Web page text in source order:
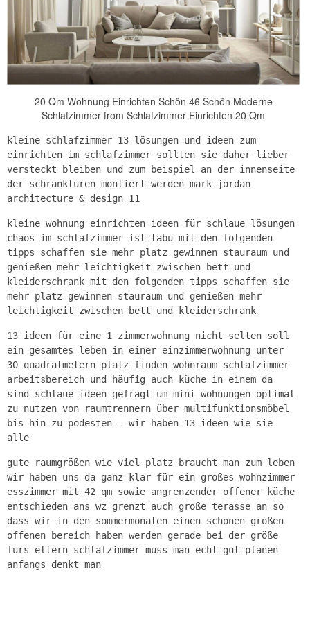
20 Qm Wohnung Einrichten Schön 46 Schön Moderne
Schlafzimmer from Schlafzimmer Einrichten 20 Qm
kleine schlafzimmer 13 lösungen und ideen zum
einrichten im schlafzimmer sollten sie daher lieber
versteckt bleiben und zum beispiel an der innenseite
der schranktüren montiert werden mark jordan
architecture & design 11
kleine wohnung einrichten ideen für schlaue lösungen
chaos im schlafzimmer ist tabu mit den folgenden
tipps schaffen sie mehr platz gewinnen stauraum und
genießen mehr leichtigkeit zwischen bett und
kleiderschrank mit den folgenden tipps schaffen sie
mehr platz gewinnen stauraum und genießen mehr
leichtigkeit zwischen bett und kleiderschrank
13 ideen für eine 1 zimmerwohnung nicht selten soll
ein gesamtes leben in einer einzimmerwohnung unter
30 quadratmetern platz finden wohnraum schlafzimmer
arbeitsbereich und häufig auch küche in einem da
sind schlaue ideen gefragt um mini wohnungen optimal
zu nutzen von raumtrennern über multifunktionsmöbel
bis hin zu podesten – wir haben 13 ideen wie sie
alle
gute raumgrößen wie viel platz braucht man zum leben
wir haben uns da ganz klar für ein großes wohnzimmer
esszimmer mit 42 qm sowie angrenzender offener küche
entschieden ans wz grenzt auch große terasse an so
dass wir in den sommermonaten einen schönen großen
offenen bereich haben werden gerade bei der größe
fürs eltern schlafzimmer muss man echt gut planen
anfangs denkt man